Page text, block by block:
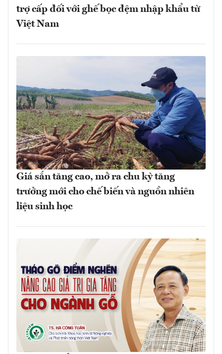
trợ cấp đối với ghế bọc đệm nhập khẩu từ
Việt Nam
Giá sắn tăng cao, mở ra chu kỳ tăng
trưởng mới cho chế biến và nguồn nhiên
liệu sinh học